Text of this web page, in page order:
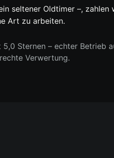
seltener Oldtimer –,
Art zu arbeiten.
Sternen – echter Betrieb
Verwertung.